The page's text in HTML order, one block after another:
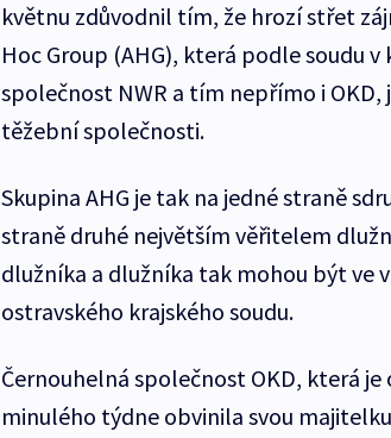
květnu zdůvodnil tím, že hrozí střet
Hoc Group (AHG), která podle soudu
společnost NWR a tím nepřímo i
těžební společnosti.
Skupina AHG je tak na jedné straně
straně druhé největším věřitelem
dlužníka a dlužníka tak mohou být ve
ostravského krajského soudu.
Černouhelná společnost OKD, která
minulého týdne obvinila svou